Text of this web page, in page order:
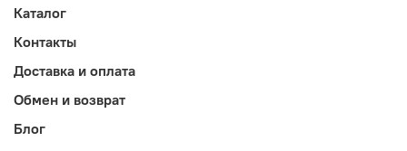
Каталог
Контакты
Доставка и оплата
Обмен и возврат
Блог